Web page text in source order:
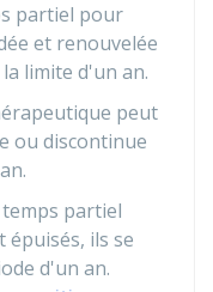
partiel pour
et renouvelée
limite d'un an.
peut
ou discontinue
partiel
ils se
d'un an.